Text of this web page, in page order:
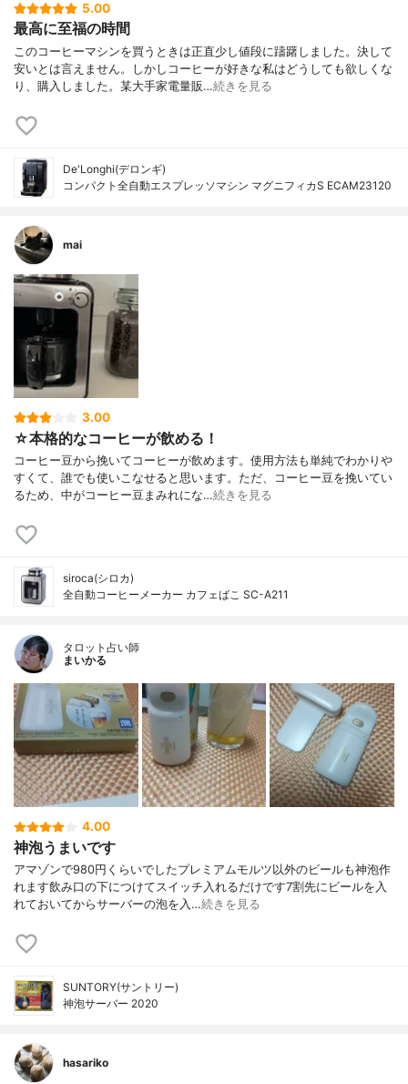
5.00
最高に至福の時間
このコーヒーマシンを買うときは正直少し値段に躊躇しました。決して
安いとは言えません。しかしコーヒーが好きな私はどうしても欲しくな
り、購入しました。某大手家電量販…続きを見る
De'Longhi(デロンギ)
コンパクト全自動エスプレッソマシン マグニフィカS ECAM23120
mai
3.00
☆本格的なコーヒーが飲める！
コーヒー豆から挽いてコーヒーが飲めます。使用方法も単純でわかりや
すくて、誰でも使いこなせると思います。ただ、コーヒー豆を挽いてい
るため、中がコーヒー豆まみれにな…続きを見る
siroca(シロカ)
全自動コーヒーメーカー カフェばこ SC-A211
タロット占い師
まいかる
4.00
神泡うまいです
アマゾンで980円くらいでしたプレミアムモルツ以外のビールも神泡作
れます飲み口の下につけてスイッチ入れるだけです7割先にビールを入
れておいてからサーバーの泡を入…続きを見る
SUNTORY(サントリー)
神泡サーバー 2020
hasariko